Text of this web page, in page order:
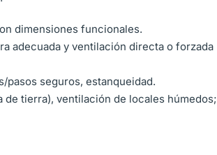
dimensiones funcionales.
adecuada y ventilación directa o forzada
pasos seguros, estanqueidad.
tierra), ventilación de locales húmedos;